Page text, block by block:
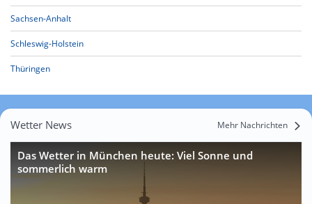
Sachsen-Anhalt
Schleswig-Holstein
Thüringen
Wetter News Mehr Nachrichten
Das Wetter in München heute: Viel Sonne und
sommerlich warm